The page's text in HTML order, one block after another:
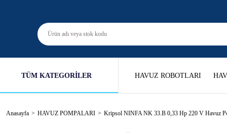
TÜM KATEGORİLER HAVUZ ROBOTLARI
Anasayfa HAVUZ POMPALARI Kripsol NINFA NK 33.B 0,33 Hp 220 V Havuz